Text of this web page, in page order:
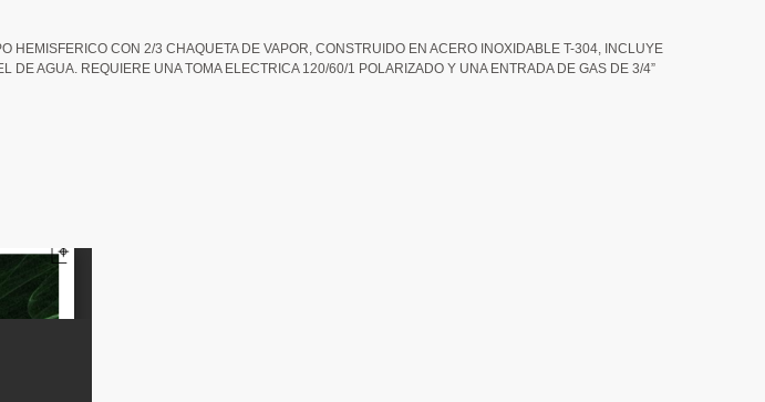
HEMISFERICO CON 2/3 CHAQUETA DE VAPOR, CONSTRUIDO EN ACERO INOXIDABLE T-304, INCLUYE
AGUA. REQUIERE UNA TOMA ELECTRICA 120/60/1 POLARIZADO Y UNA ENTRADA DE GAS DE 3/4”